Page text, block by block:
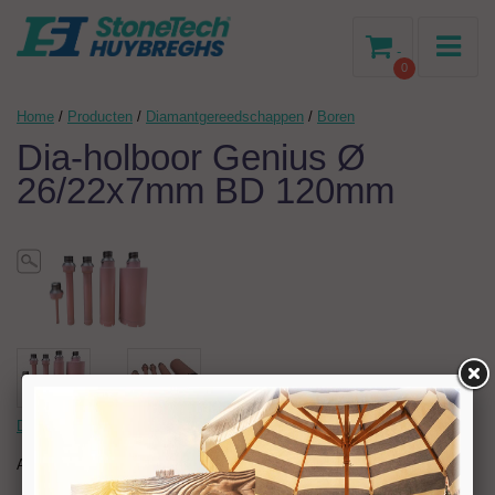
0
-
Home / Producten / Diamantgereedschappen / Boren
Dia-holboor Genius Ø
26/22x7mm BD 120mm
Dia-holboor Genius Ø 26/22x7mm BD 120mm
Artikelnr: